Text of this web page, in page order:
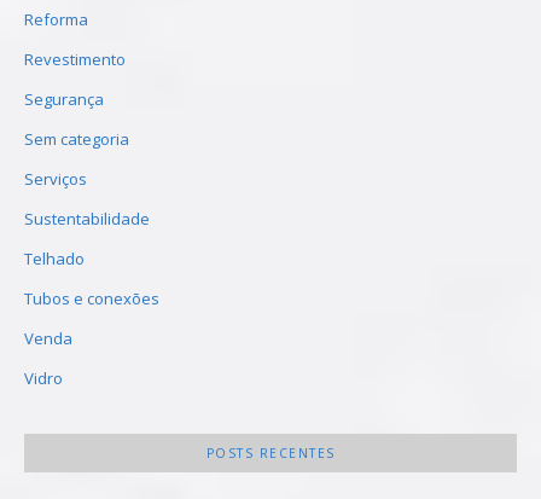
Reforma
Revestimento
Segurança
Sem categoria
Serviços
Sustentabilidade
Telhado
Tubos e conexões
Venda
Vidro
POSTS RECENTES